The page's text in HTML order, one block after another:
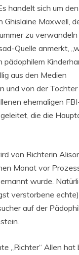
handelt sich um
Ghislaine Maxwell,
zu verwandeln
Quelle anmerkt,
pädophilem
aus den Medien
und von der Tochter
ehemaligen
die die
von Richterin
Monat vor
wurde.
verstorbene
auf der
„Richter“ Allen hat